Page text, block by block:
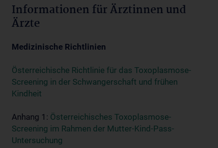
Informationen für Ärztinnen und
Ärzte
Medizinische Richtlinien
Österreichische Richtlinie für das Toxoplasmose-
Screening in der Schwangerschaft und frühen
Kindheit
Anhang 1: Österreichisches Toxoplasmose-
Screening im Rahmen der Mutter-Kind-Pass-
Untersuchung